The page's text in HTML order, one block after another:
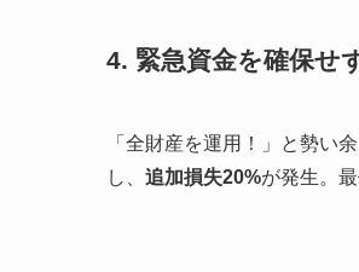
4. 緊急資金を確保せ
「全財産を運用！」と勢い
し、 追加損失20%が発生。